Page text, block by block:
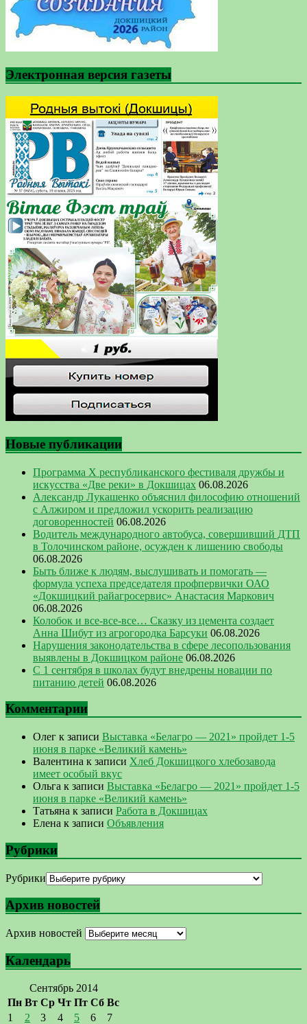
Электронная версия газеты
Новые публикации
Программа Х республиканского фестиваля дружбы и
искусства «Две реки» в Докшицах 06.08.2026
Александр Лукашенко объяснил философию отношений
с Алжиром и предложил ускорить реализацию
договоренностей 06.08.2026
Водитель международного автобуса, совершивший ДТП
в Толочинском районе, осужден к лишению свободы
06.08.2026
Быть ближе к людям, выслушивать и помогать —
формула успеха председателя профпервички ОАО
«Докшицкий райагросервис» Анастасия Маркович
06.08.2026
Колобок и все-все-все… Сказку из цемента создает
Анна Шибут из агрогородка Барсуки 06.08.2026
Нарушения законодательства в сфере лесопользования
выявлены в Докшицком районе 06.08.2026
С 1 сентября в школах будут внедрены новации по
питанию детей 06.08.2026
Комментарии
Олег к записи Выставка «Белагро — 2021» пройдет 1-5
июня в парке «Великий камень»
Валентина к записи Хлеб Докшицкого хлебозавода
имеет особый вкус
Ольга к записи Выставка «Белагро — 2021» пройдет 1-5
июня в парке «Великий камень»
Татьяна к записи Работа в Докшицах
Елена к записи Объявления
Рубрики
Рубрики
Архив новостей
Архив новостей
Календарь
Сентябрь 2014
Пн Вт Ср Чт Пт Сб Вс
1
2 3 4 5 6 7